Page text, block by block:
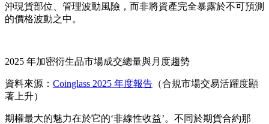
沖現貨部位、管理波動風險，而非將資產完全暴露於不可預測
的價格波動之中。
2025 年加密衍生品市場成交總量與月度趨勢
資料來源： Coinglass 2025 年度報告 （合規市場交易活躍度顯
著上升）
期權最大的魅力在於它的‘非線性收益’。不同於期貨合約那